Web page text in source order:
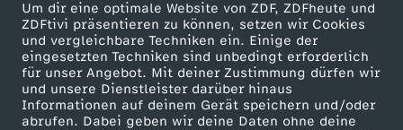
Um dir eine optimale Website von ZDF, ZDFheute und
ZDFtivi präsentieren zu können, setzen wir Cookies
und vergleichbare Techniken ein. Einige der
eingesetzten Techniken sind unbedingt erforderlich
für unser Angebot. Mit deiner Zustimmung dürfen wir
und unsere Dienstleister darüber hinaus
Informationen auf deinem Gerät speichern und/oder
abrufen. Dabei geben wir deine Daten ohne deine
e
i
n
Mehr ZDF
ZDF-Apps
Service
ZDFmitreden